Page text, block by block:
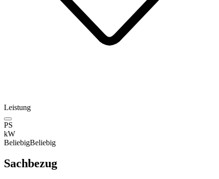
Leistung
PS
kW
BeliebigBeliebig
Sachbezug